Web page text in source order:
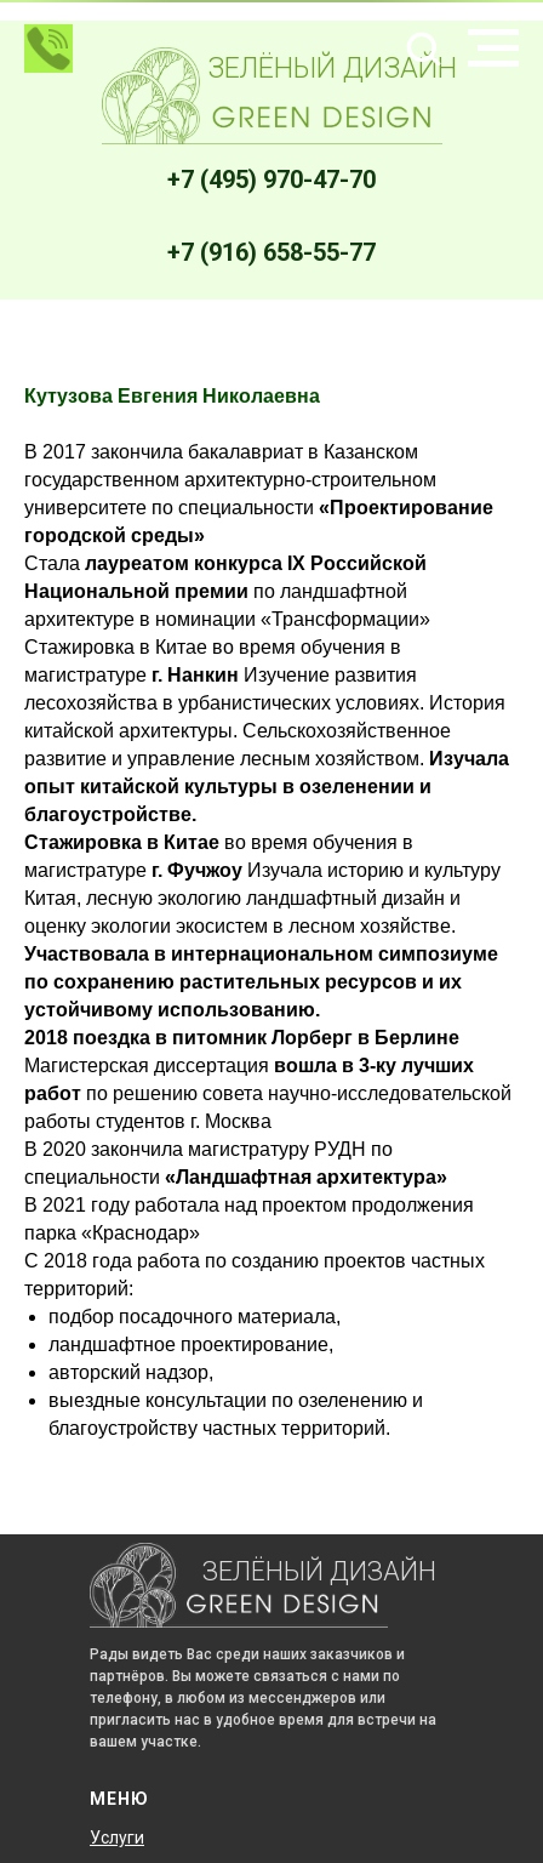
+7 (495) 970-47-70
+7 (916) 658-55-77
ЗЕЛЁНЫЙ ДИЗАЙН
Кутузова Евгения Николаевна
В 2017 закончила бакалавриат в Казанском
государственном архитектурно-строительном
университете по специальности «Проектирование
городской среды»
Стала лауреатом конкурса IX Российской
Национальной премии по ландшафтной
архитектуре в номинации «Трансформации»
Стажировка в Китае во время обучения в
магистратуре г. Нанкин Изучение развития
лесохозяйства в урбанистических условиях. История
китайской архитектуры. Сельскохозяйственное
развитие и управление лесным хозяйством. Изучала
опыт китайской культуры в озеленении и
благоустройстве.
Стажировка в Китае во время обучения в
магистратуре г. Фучжоу Изучала историю и культуру
Китая, лесную экологию ландшафтный дизайн и
оценку экологии экосистем в лесном хозяйстве.
Участвовала в интернациональном симпозиуме
по сохранению растительных ресурсов и их
устойчивому использованию.
2018 поездка в питомник Лорберг в Берлине
Магистерская диссертация вошла в 3-ку лучших
работ по решению совета научно-исследовательской
работы студентов г. Москва
В 2020 закончила магистратуру РУДН по
специальности «Ландшафтная архитектура»
В 2021 году работала над проектом продолжения
парка «Краснодар»
С 2018 года работа по созданию проектов частных
территорий:
подбор посадочного материала,
ландшафтное проектирование,
авторский надзор,
выездные консультации по озеленению и
благоустройству частных территорий.
МЕНЮ
Рады видеть Вас среди наших заказчиков и
партнёров. Вы можете связаться с нами по
телефону, в любом из мессенджеров или
пригласить нас в удобное время для встречи на
вашем участке.
Услуги
ЗЕЛЁНЫЙ ДИЗАЙН